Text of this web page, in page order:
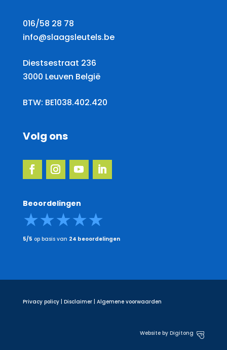
016/58 28 78
info@slaagsleutels.be
Diestsestraat 236
3000 Leuven België
BTW: BE1038.402.420
Volg ons
Beoordelingen
5/5 op basis van 24 beoordelingen
Privacy policy| Disclaimer| Algemene voorwaarden
Website by Digitong